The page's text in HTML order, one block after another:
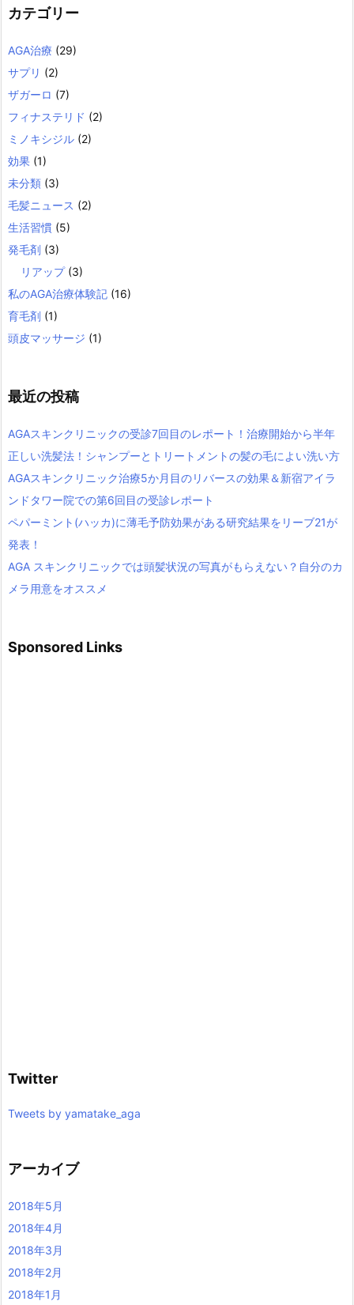
カテゴリー
AGA治療 (29)
サプリ (2)
ザガーロ (7)
フィナステリド (2)
ミノキシジル (2)
効果 (1)
未分類 (3)
毛髪ニュース (2)
生活習慣 (5)
発毛剤 (3)
リアップ(3)
私のAGA治療体験記 (16)
育毛剤 (1)
頭皮マッサージ (1)
最近の投稿
AGAスキンクリニックの受診7回目のレポート！治療開始から半年
正しい洗髪法！シャンプーとトリートメントの髪の毛によい洗い方
AGAスキンクリニック治療5か月目のリバースの効果＆新宿アイラ
ンドタワー院での第6回目の受診レポート
ペパーミント(ハッカ)に薄毛予防効果がある研究結果をリーブ21が
発表！
AGA スキンクリニックでは頭髪状況の写真がもらえない？自分のカ
メラ用意をオススメ
Sponsored Links
Twitter
Tweets by yamatake_aga
アーカイブ
2018年5月
2018年4月
2018年3月
2018年2月
2018年1月